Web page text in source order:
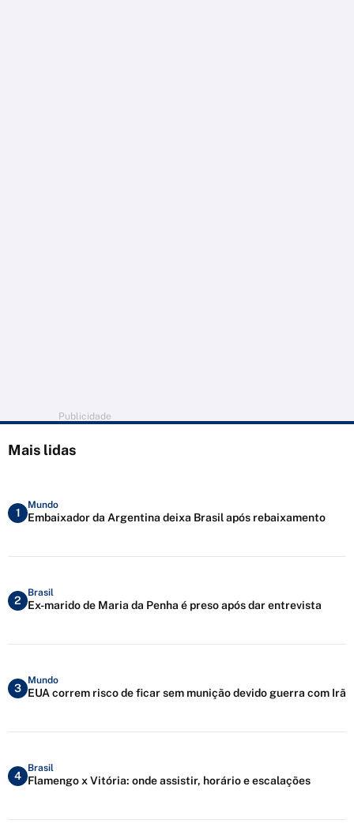
Publicidade
Mais lidas
1
Mundo
Embaixador da Argentina deixa Brasil após rebaixamento
2
Brasil
Ex-marido de Maria da Penha é preso após dar entrevista
3
Mundo
EUA correm risco de ficar sem munição devido guerra com Irã
4
Brasil
Flamengo x Vitória: onde assistir, horário e escalações